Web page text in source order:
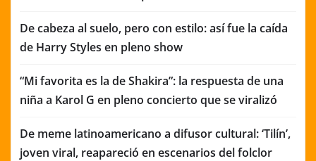
De cabeza al suelo, pero con estilo: así fue la caída
de Harry Styles en pleno show
“Mi favorita es la de Shakira”: la respuesta de una
niña a Karol G en pleno concierto que se viralizó
De meme latinoamericano a difusor cultural: ‘Tilín’,
joven viral, reapareció en escenarios del folclor